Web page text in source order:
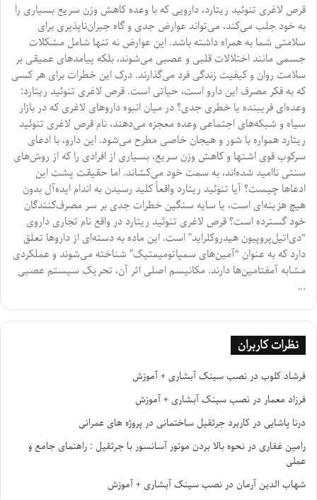
قرص لاغری تنوئید ریتارد، دارویی که با وعده کاهش وزن سریع بسیاری را
به خود جلب می‌کند، می‌تواند عوارض جدی و گاه جبران‌ناپذیری برای
سلامتی شما به همراه داشته باشد. این عوارض نه تنها شامل مشکلات
جسمی مانند اختلالات قلبی و عصبی می‌شوند، بلکه پیامدهای عمیقی بر
سلامت روان و کیفیت زندگی فرد می‌گذارند. درک این خطرات برای هر کسی
که به فکر مصرف این دارو است، حیاتی است. قرص لاغری تنوئید ریتارد:
وعده‌ای فریبنده یا خطری جدی؟ در میان انبوه داروهای لاغری که در بازار
سیاه و شبکه‌های اجتماعی وعده معجزه می‌دهند، نام قرص لاغری تنوئید
ریتارد همواره با شور و هیجان خاصی مطرح می‌شود. این دارو، با ادعای
سرکوب قوی اشتها و کاهش وزن سریع، بسیاری از افرادی را که از روش‌های
سنتی ناامید شده‌اند، به سمت خود می‌کشاند. اما حقیقت پشت این
ادعاها چیست؟ آیا تنوئید ریتارد واقعاً کلید رسیدن به اندام ایده‌آل بدون
هیچ هزینه‌ای است، یا سایه سنگین خطرات جدی بر سر مصرف‌کنندگان
خود گسترده است؟ قرص لاغری تنوئید ریتارد در واقع نام تجاری داروی
“دی‌اتیل‌پروپیون هیدروکلراید” است. این ماده به دسته‌ای از داروها تعلق
دارد که به عنوان “آمین‌های سمپاتومیمتیک” شناخته می‌شوند و عملکردی
مشابه آمفتامین‌ها دارند. مکانیسم اصلی اثر آن، تحریک سیستم عصبی
…
نظرات کاربران
فرشاد کلوب درنصب سینک آبشاری + آموزش
فرزاد معمار درنصب سینک آبشاری + آموزش
درنا پاشایی درکاربرد جرثقیل ساختمانی در پروژه های عمرانی
رامین غفاری درنحوه بالا بردن موتور آسانسور با جرثقیل : راهنمای جامع و
عملی
شهاب الدین آرمان درنصب سینک آبشاری + آموزش